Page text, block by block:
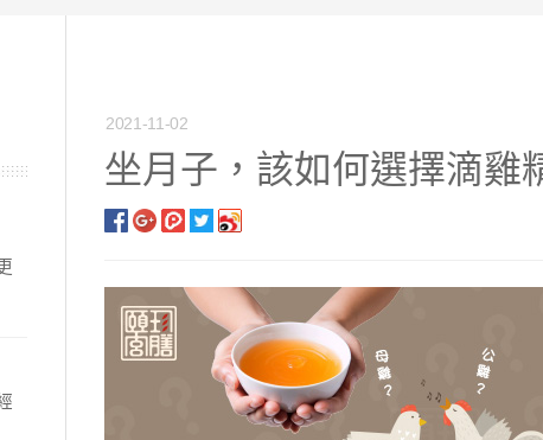
用】烏骨滴雞精家庭號
薦】兒童成長系列
薦】寶寶、銀髮粥品系列
子】月子周邊商品
Oversea】滴雞精、30日坐月子調養套組
2021-11-02
坐月子，該如何選擇滴雞